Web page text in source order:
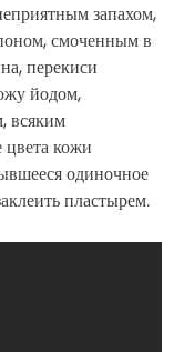
запахом,
смоченным в
перекиси
йодом,
всяким
кожи
одиночное
пластырем.